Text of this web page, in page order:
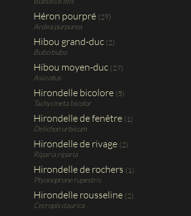
Héron pourpré (29)
Ardea purpurea
Hibou grand-duc (2)
Bubo bubo
Hibou moyen-duc (27)
Asio otus
Hirondelle bicolore (5)
Tachycineta bicolor
Hirondelle de fenêtre (1)
Delichon urbicum
Hirondelle de rivage (2)
Riparia riparia
Hirondelle de rochers (1)
Ptyonoprone rupestris
Hirondelle rousseline (2)
Cecropis daurica